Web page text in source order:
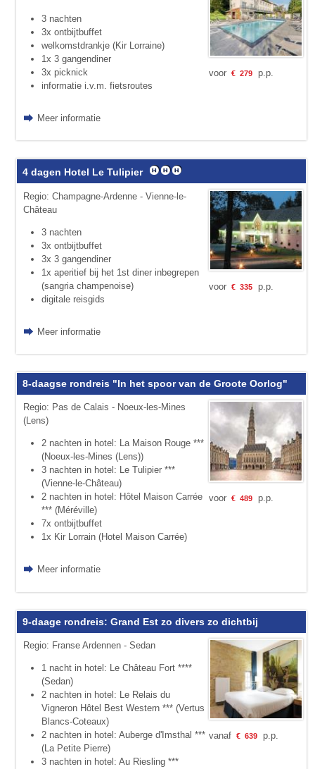
3 nachten
3x ontbijtbuffet
welkomstdrankje (Kir Lorraine)
1x 3 gangendiner
3x picknick
informatie i.v.m. fietsroutes
Meer informatie
voor € 279p.p.
4 dagen Hotel Le Tulipier
Regio: Champagne-Ardenne - Vienne-le-
Château
3 nachten
3x ontbijtbuffet
3x 3 gangendiner
1x aperitief bij het 1st diner inbegrepen
(sangria champenoise)
digitale reisgids
Meer informatie
voor € 335p.p.
8-daagse rondreis "In het spoor van de Groote Oorlog"
Regio: Pas de Calais - Noeux-les-Mines
(Lens)
2 nachten in hotel: La Maison Rouge ***
(Noeux-les-Mines (Lens))
3 nachten in hotel: Le Tulipier ***
(Vienne-le-Château)
2 nachten in hotel: Hôtel Maison Carrée
*** (Méréville)
7x ontbijtbuffet
1x Kir Lorrain (Hotel Maison Carrée)
Meer informatie
voor € 489p.p.
9-daage rondreis: Grand Est zo divers zo dichtbij
Regio: Franse Ardennen - Sedan
1 nacht in hotel: Le Château Fort ****
(Sedan)
2 nachten in hotel: Le Relais du
Vigneron Hôtel Best Western *** (Vertus
Blancs-Coteaux)
2 nachten in hotel: Auberge d'Imsthal ***
(La Petite Pierre)
3 nachten in hotel: Au Riesling ***
vanaf € 639p.p.